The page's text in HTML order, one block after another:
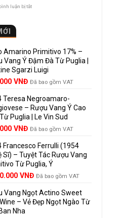
chọn
đáng
giá?
rượu
vang
Pháp
và
những
yêu
vang
nên
luận bị tắtở
Được
Bao
Lâu?
Hướng
Dẫn
Trữ
Và
Trưởng
Thành
Amarino Primitivo 17% –
Vang Ý Đậm Đà Từ Puglia |
Sgarzi Luigi
VNĐ.
VNĐGiá
tại
là:
780.000 VNĐ.
Đã bao gồm VAT
Teresa Negroamaro-
– Rượu Vang Ý Cao
Puglia | Le Vin Sud
VNĐ.
VNĐGiá
tại
là:
450.000 VNĐ.
Đã bao gồm VAT
Francesco Ferrulli (1954
Sĩ) – Tuyệt Tác Rượu Vang
Từ Puglia, Ý
VNĐ.
VNĐGiá
tại
là:
Đã bao gồm VAT
Vang Ngọt Actino Sweet
– Vẻ Đẹp Ngọt Ngào Từ
Nha